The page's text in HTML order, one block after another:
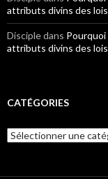
attributs divins des
Discipledans
attributs divins des
CATÉGORIES
Catégories